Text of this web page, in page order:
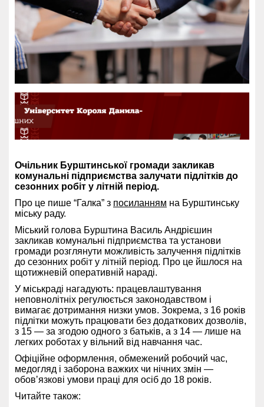
Очільник Бурштинської громади закликав
комунальні підприємства залучати підлітків до
сезонних робіт у літній період.
Про це пише “Галка” з посиланням на Бурштинську
міську раду.
Міський голова Бурштина Василь Андрієшин
закликав комунальні підприємства та установи
громади розглянути можливість залучення підлітків
до сезонних робіт у літній період. Про це йшлося на
щотижневій оперативній нараді.
У міськраді нагадують: працевлаштування
неповнолітніх регулюється законодавством і
вимагає дотримання низки умов. Зокрема, з 16 років
підлітки можуть працювати без додаткових дозволів,
з 15 — за згодою одного з батьків, а з 14 — лише на
легких роботах у вільний від навчання час.
Офіційне оформлення, обмежений робочий час,
медогляд і заборона важких чи нічних змін —
обовʼязкові умови праці для осіб до 18 років.
Читайте також: